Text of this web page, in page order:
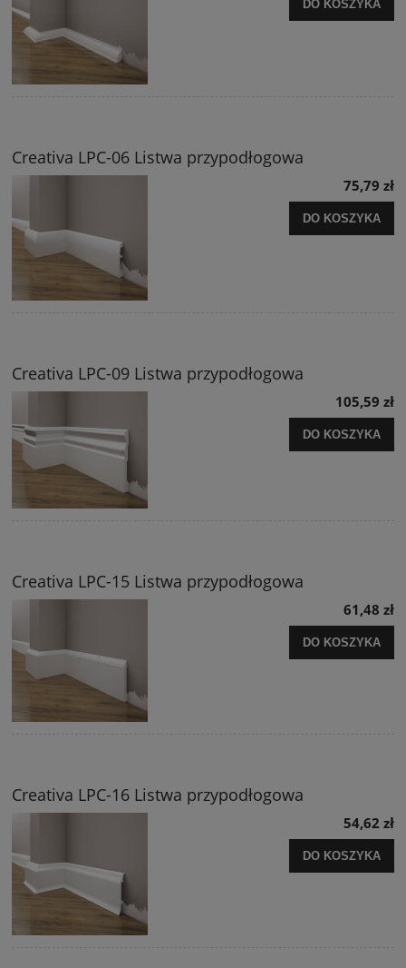
DO KOSZYKA
Creativa LPC-06 Listwa przypodłogowa
75,79 zł
DO KOSZYKA
Creativa LPC-09 Listwa przypodłogowa
105,59 zł
DO KOSZYKA
Creativa LPC-15 Listwa przypodłogowa
61,48 zł
DO KOSZYKA
Creativa LPC-16 Listwa przypodłogowa
54,62 zł
DO KOSZYKA